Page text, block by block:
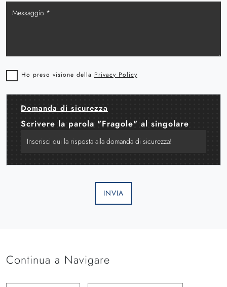
Ho preso visione della Privacy Policy
Domanda di sicurezza
Scrivere la parola "Fragole" al singolare
INVIA
Continua a Navigare